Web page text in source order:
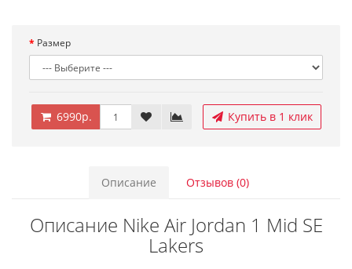
Размер
6990р. Купить в 1 клик
Описание Отзывов (0)
Описание Nike Air Jordan 1 Mid SE
Lakers